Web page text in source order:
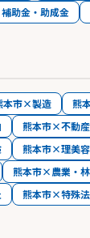
助金・助成金
本市×製造 熊
熊本市×不動産
熊本市×理美容
熊本市×農業・
熊本市×特殊